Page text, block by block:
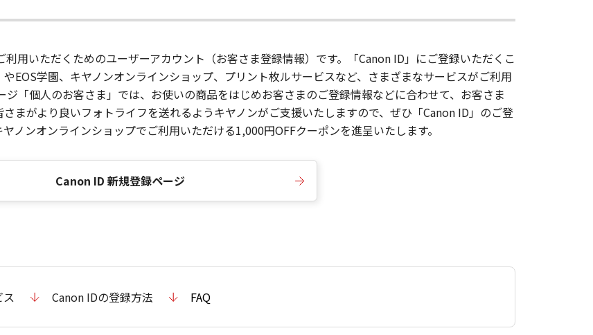
利用いただくためのユーザーアカウント（お客さま登録情報）です。「Canon ID」にご登録いただくこ
EOS学園、キヤノンオンラインショップ、プリント枚ルサービスなど、さまざまなサービスがご利用
「個人のお客さま」では、お使いの商品をはじめお客さまのご登録情報などに合わせて、お客さま
まがより良いフォトライフを送れるようキヤノンがご支援いたしますので、ぜひ「Canon ID」のご登
ノンオンラインショップでご利用いただける1,000円OFFクーポンを進呈いたします。
Canon ID 新規登録ページ
Canon IDの登録方法 FAQ